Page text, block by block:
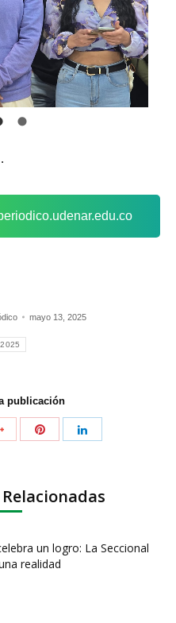
mayo 13, 2025
2025
publicación
un logro: La Seccional
realidad